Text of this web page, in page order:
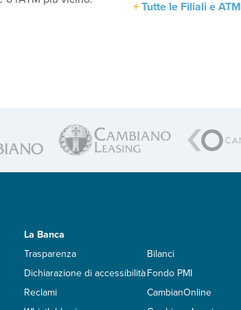
Tutte le Filiali e ATM
La Banca
Trasparenza
Dichiarazione di accessibilità
Reclami
Bilanci
Fondo PMI
CambianOnline